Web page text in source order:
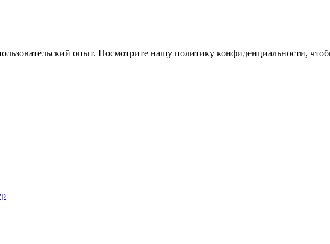
опыт. Посмотрите нашу политику конфиденциальности,